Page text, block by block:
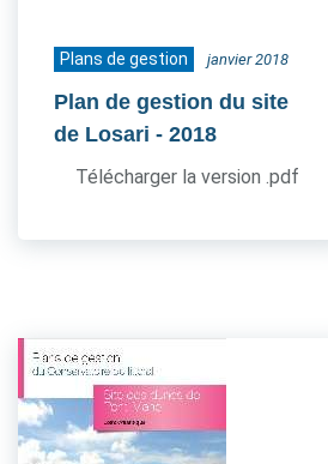
Plans de gestion janvier 2018
Plan de gestion du site
de Losari - 2018
Télécharger la version .pdf